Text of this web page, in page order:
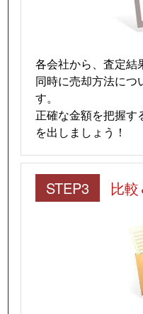
各会社から、査定結
同時に売却方法につ
す。
正確な金額を把握す
を出しましょう！
STEP3 比較